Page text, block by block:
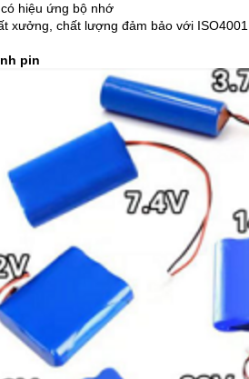
hiệu ứng bộ nhớ
xưởng, chất lượng đảm bảo với ISO4001
pin